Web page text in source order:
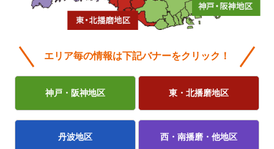
エリア毎の情報は下記バナーをクリック！
神戸・阪神地区 東・北播磨地区
丹波地区 西・南播磨・他地区